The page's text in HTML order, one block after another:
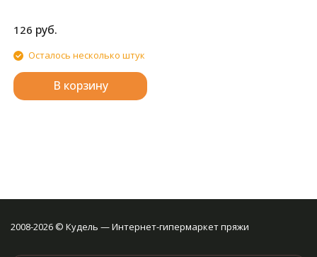
126 руб.
Осталось несколько штук
В корзину
2008-2026 © Кудель — Интернет-гипермаркет пряжи